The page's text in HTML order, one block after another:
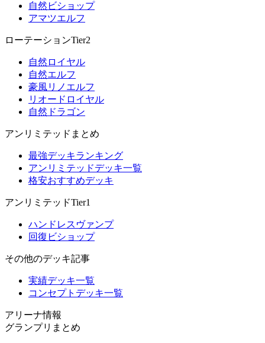
自然ビショップ
アマツエルフ
ローテーションTier2
自然ロイヤル
自然エルフ
豪風リノエルフ
リオードロイヤル
自然ドラゴン
アンリミテッドまとめ
最強デッキランキング
アンリミテッドデッキ一覧
格安おすすめデッキ
アンリミテッドTier1
ハンドレスヴァンプ
回復ビショップ
その他のデッキ記事
実績デッキ一覧
コンセプトデッキ一覧
アリーナ情報
グランプリまとめ